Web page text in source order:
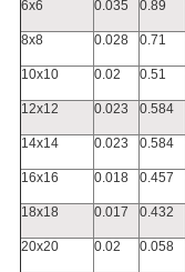
6x6 0.035 0.89
8x8 0.028 0.71
10x10 0.02 0.51
12x12 0.023 0.584
14x14 0.023 0.584
16x16 0.018 0.457
18x18 0.017 0.432
20x20 0.02 0.058